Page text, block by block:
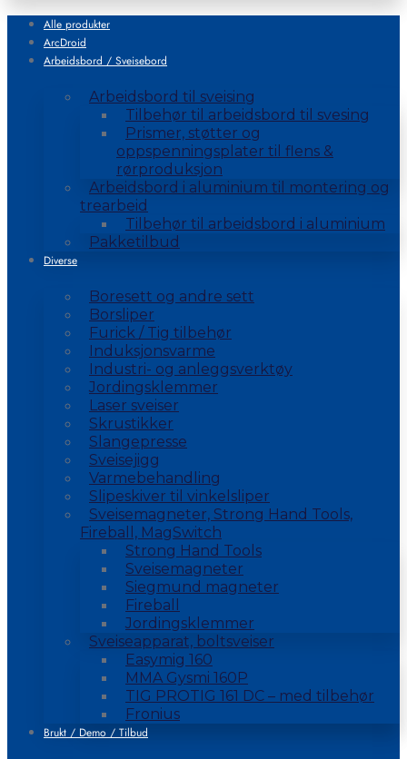
Alle produkter
ArcDroid
Arbeidsbord / Sveisebord
Arbeidsbord til sveising
Tilbehør til arbeidsbord til svesing
Prismer, støtter og
oppspenningsplater til flens &
rørproduksjon
Arbeidsbord i aluminium til montering og
trearbeid
Tilbehør til arbeidsbord i aluminium
Pakketilbud
Diverse
Boresett og andre sett
Borsliper
Furick / Tig tilbehør
Induksjonsvarme
Industri- og anleggsverktøy
Jordingsklemmer
Laser sveiser
Skrustikker
Slangepresse
Sveisejigg
Varmebehandling
Slipeskiver til vinkelsliper
Sveisemagneter, Strong Hand Tools,
Fireball, MagSwitch
Strong Hand Tools
Sveisemagneter
Siegmund magneter
Fireball
Jordingsklemmer
Sveiseapparat, boltsveiser
Easymig 160
MMA Gysmi 160P
TIG PROTIG 161 DC – med tilbehør
Fronius
Brukt / Demo / Tilbud